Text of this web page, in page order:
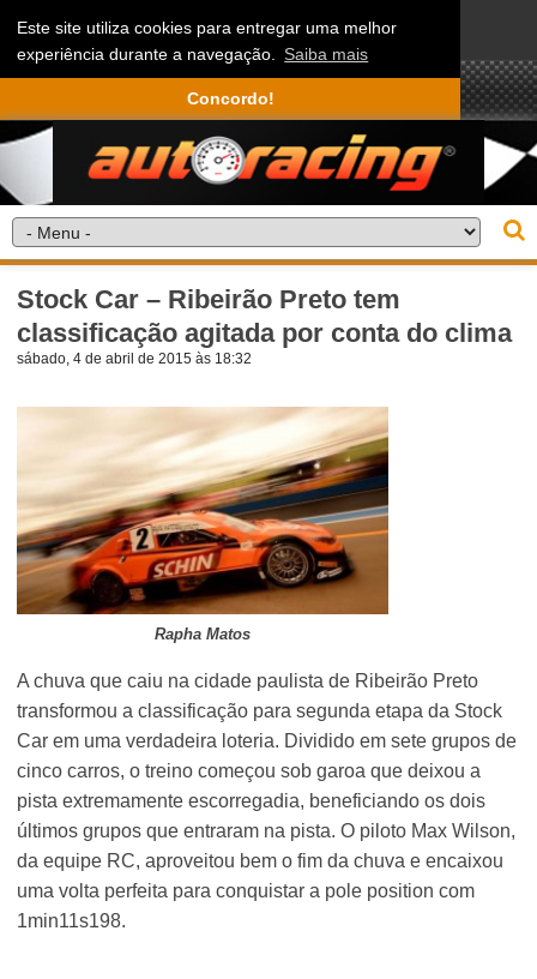
Este site utiliza cookies para entregar uma melhor
experiência durante a navegação. Saiba mais
Concordo!
Stock Car – Ribeirão Preto tem
classificação agitada por conta do clima
sábado, 4 de abril de 2015 às 18:32
Rapha Matos
A chuva que caiu na cidade paulista de Ribeirão Preto
transformou a classificação para segunda etapa da Stock
Car em uma verdadeira loteria. Dividido em sete grupos de
cinco carros, o treino começou sob garoa que deixou a
pista extremamente escorregadia, beneficiando os dois
últimos grupos que entraram na pista. O piloto Max Wilson,
da equipe RC, aproveitou bem o fim da chuva e encaixou
uma volta perfeita para conquistar a pole position com
1min11s198.